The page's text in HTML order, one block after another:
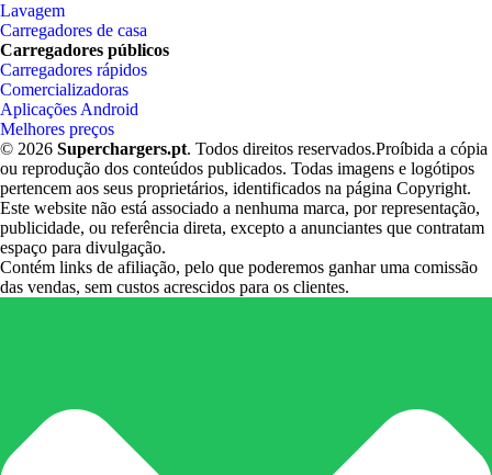
Lavagem
Carregadores de casa
Carregadores públicos
Carregadores rápidos
Comercializadoras
Aplicações Android
Melhores preços
© 2026 Superchargers.pt. Todos direitos reservados.Proíbida a cópia
ou reprodução dos conteúdos publicados. Todas imagens e logótipos
pertencem aos seus proprietários, identificados na página Copyright.
Este website não está associado a nenhuma marca, por representação,
publicidade, ou referência direta, excepto a anunciantes que contratam
espaço para divulgação.
Contém links de afiliação, pelo que poderemos ganhar uma comissão
das vendas, sem custos acrescidos para os clientes.